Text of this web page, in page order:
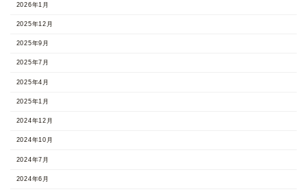
2026年1月
2025年12月
2025年9月
2025年7月
2025年4月
2025年1月
2024年12月
2024年10月
2024年7月
2024年6月